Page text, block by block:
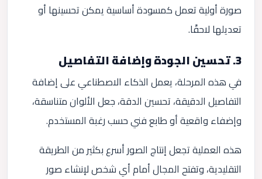
صورة أولية تعمل كمسودة أساسية يمكن تحسينها أو
تعديلها لاحقًا.
3. تحسين الجودة وإضافة التفاصيل
في هذه المرحلة، يعمل الذكاء الاصطناعي على إضافة
التفاصيل الدقيقة، تحسين الدقة، جعل الألوان متناسقة،
وإضفاء واقعية أو طابع فني حسب رغبة المستخدم.
هذه العملية تجعل إنتاج الصور أسرع بكثير من الطريقة
التقليدية، وتفتح المجال أمام أي شخص لإنشاء صور